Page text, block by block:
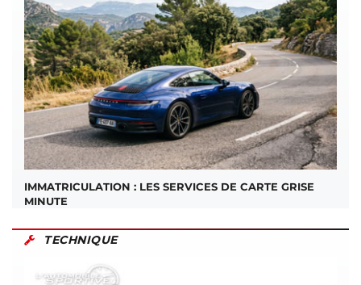
IMMATRICULATION : LES SERVICES DE CARTE GRISE
MINUTE
TECHNIQUE